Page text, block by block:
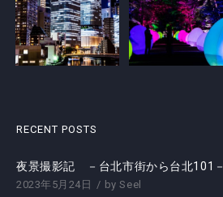
RECENT POSTS
夜景撮影記 －台北市街から台北101－
2023年5月24日 bySeel